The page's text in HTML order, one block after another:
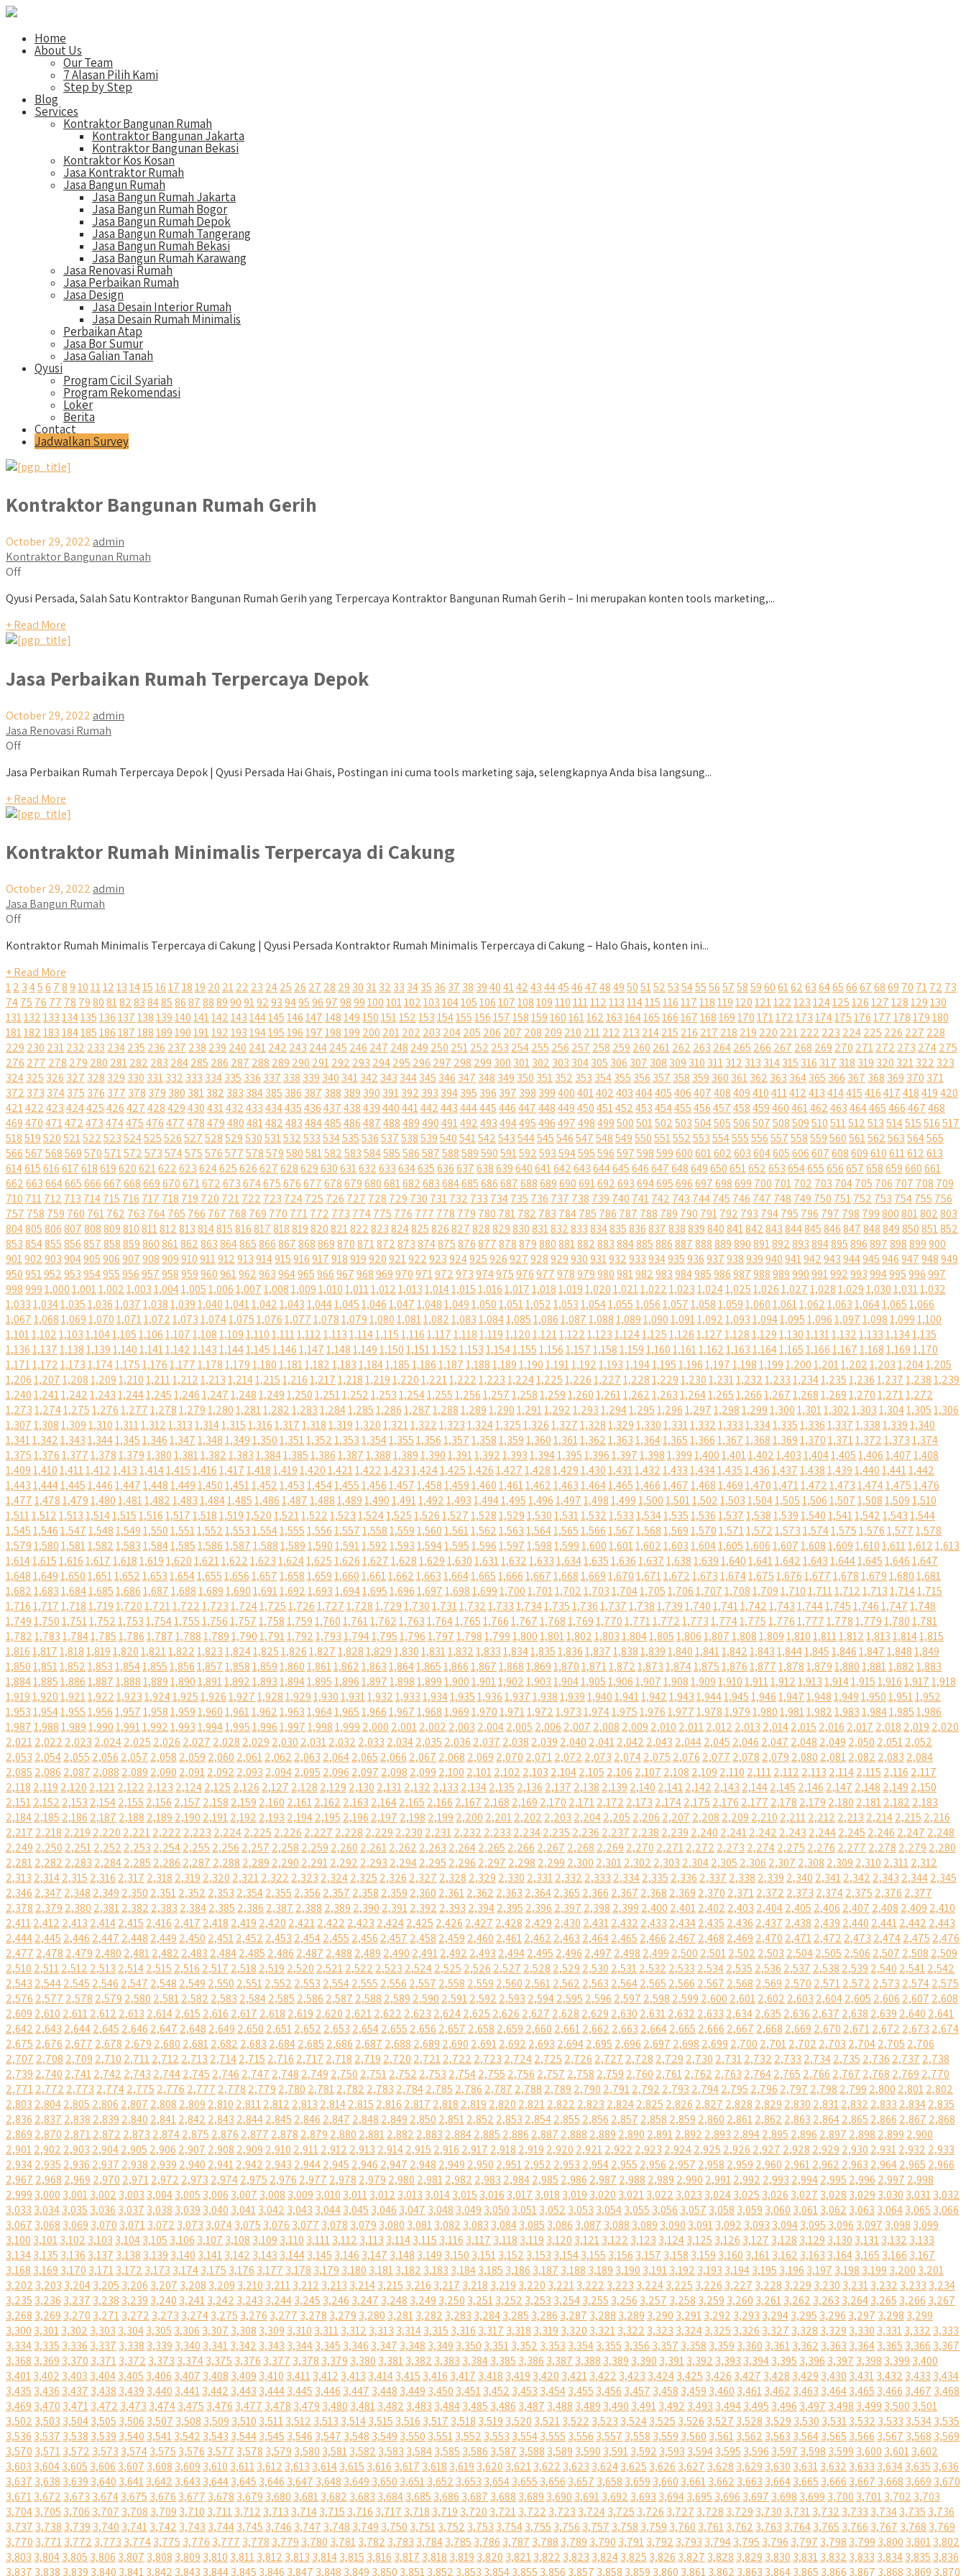
Home
About Us
Our Team
7 Alasan Pilih Kami
Step by Step
Blog
Services
Kontraktor Bangunan Rumah
Kontraktor Bangunan Jakarta
Kontraktor Bangunan Bekasi
Kontraktor Kos Kosan
Jasa Kontraktor Rumah
Jasa Bangun Rumah
Jasa Bangun Rumah Jakarta
Jasa Bangun Rumah Bogor
Jasa Bangun Rumah Depok
Jasa Bangun Rumah Tangerang
Jasa Bangun Rumah Bekasi
Jasa Bangun Rumah Karawang
Jasa Renovasi Rumah
Jasa Perbaikan Rumah
Jasa Design
Jasa Desain Interior Rumah
Jasa Desain Rumah Minimalis
Perbaikan Atap
Jasa Bor Sumur
Jasa Galian Tanah
Qyusi
Program Cicil Syariah
Program Rekomendasi
Loker
Berita
Contact
Jadwalkan Survey
Kontraktor Bangunan Rumah Gerih
October 29, 2022 admin
Kontraktor Bangunan Rumah
Off
Qyusi Persada, Salah Satu Kontraktor Bangunan Rumah Gerih yang Terpercaya Kontraktor Bangunan Rumah Gerih – Ini merupakan konten tools marketing,...
+ Read More
Jasa Perbaikan Rumah Terpercaya Depok
October 29, 2022 admin
Jasa Renovasi Rumah
Off
Jasa Perbaikan Rumah Terpercaya Depok | Qyusi Persada Hai Ghais, Postingan ini cuma tools marketing saja, selengkapnya Anda bisa langsung...
+ Read More
Kontraktor Rumah Minimalis Terpercaya di Cakung
October 29, 2022 admin
Jasa Bangun Rumah
Off
Kontraktor Rumah Minimalis Terpercaya di Cakung | Qyusi Persada Kontraktor Rumah Minimalis Terpercaya di Cakung – Halo Ghais, konten ini...
+ Read More
12 3456 78910111213141516171819 20 2122 23 2425 26 27 28 29 30 3132 33 3435 36 37 38 39404142434445464748495051525354555657585960616263646566676869 70 7172 73
7475 76 77 78 798081828384858687888990919293949596979899100101102103104105106107108109110111112113114115116117118119120121122123124125126127128129130
131132133134135136137138139140141142143144145146147148149150151152153154155156157158159160161162163164165166167168169170171172173174175176177178179180
181182183184185186187188189190191192193194195196197198199 200 201202 203 204205 206 207 208 209 210 211212 213 214215 216 217 218 219 220 221222 223 224225 226 227 228
229 230 231232 233 234235 236 237 238 239 240 241242 243 244245 246 247 248 249 250 251252 253 254255 256 257 258 259 260 261262 263 264265 266 267 268 269 270 271272 273 274275
276 277 278 279 280 281282 283 284285 286 287 288 289 290 291292 293 294295 296 297 298 299 300 301302 303 304305 306 307 308 309 310 311312 313 314315 316 317 318 319 320 321322 323
324325 326 327 328 329 330 331332 333 334335 336 337 338 339 340 341342 343 344345 346 347 348 349 350 351352 353 354355 356 357 358 359 360 361362 363 364365 366 367 368 369 370 371
372 373 374375 376 377 378 379 380 381382 383 384385 386 387 388 389 390 391392 393 394395 396 397 398 399400401402403404405406407408409410411412413414415416417418419420
421422423424425426427428429430431432433434435436437438439440441442443444445446447448449450451452453454455456457458459460461462463464465466467468
469470471472473474475476477478479480481482483484485486487488489490491492493494495496497498499500501502503504505506507508509510511512513514515516517
518519520521522523524525526527528529530531532533534535536537538539540541542543544545546547548549550551552553554555556557558559560561562563564565
566567568569570571572573574575576577578579580581582583584585586587588589590591592593594595596597598599600601602603604605606607608609610611612613
614615616617618619620621622623624625626627628629630631632633634635636637638639640641642643644645646647648649650651652653654655656657658659660661
662663664665666667668669670671672673674675676677678679680681682683684685686687688689690691692693694695696697698699 700 701702 703 704705 706 707 708 709
710 711712 713 714715 716 717 718 719 720 721722 723 724725 726 727 728 729 730 731732 733 734735 736 737 738 739 740 741742 743 744745 746 747 748 749 750 751752 753 754755 756
757 758 759 760 761762 763 764765 766 767 768 769 770 771772 773 774775 776 777 778 779 780 781782 783 784785 786 787 788 789 790 791792 793 794795 796 797 798 799800801802803
804805806807808809810811812813814815816817818819820821822823824825826827828829830831832833834835836837838839840841842843844845846847848849850851852
853854855856857858859860861862863864865866867868869870871872873874875876877878879880881882883884885886887888889890891892893894895896897898899900
901902903904905906907908909910911912913914915916917918919920921922923924925926927928929930931932933934935936937938939940941942943944945946947948949
950951952953954955956957958959960961962963964965966967968969970971972973974975976977978979980981982983984985986987988989990991992993994995996997
9989991,0001,0011,0021,0031,0041,0051,0061,0071,0081,0091,0101,0111,0121,0131,0141,0151,0161,0171,0181,0191,0201,0211,0221,0231,0241,0251,0261,0271,0281,0291,0301,0311,032
1,0331,0341,0351,0361,0371,0381,0391,0401,0411,0421,0431,0441,0451,0461,0471,0481,0491,0501,0511,0521,0531,0541,0551,0561,0571,0581,0591,0601,0611,0621,0631,0641,0651,066
1,0671,0681,0691,0701,0711,0721,0731,0741,0751,0761,0771,0781,0791,0801,0811,0821,0831,0841,0851,0861,0871,0881,0891,0901,0911,0921,0931,0941,0951,0961,0971,0981,0991,100
1,1011,1021,1031,1041,1051,1061,1071,1081,1091,1101,1111,1121,1131,1141,1151,1161,1171,1181,1191,1201,1211,1221,1231,1241,1251,1261,1271,1281,1291,1301,1311,1321,1331,1341,135
1,1361,1371,1381,1391,1401,1411,1421,1431,1441,1451,1461,1471,1481,1491,1501,1511,1521,1531,1541,1551,1561,1571,1581,1591,1601,1611,1621,1631,1641,1651,1661,1671,1681,1691,170
1,1711,1721,1731,1741,1751,1761,1771,1781,1791,1801,1811,1821,1831,1841,1851,1861,1871,1881,1891,1901,1911,1921,1931,1941,1951,1961,1971,1981,1991,2001,2011,2021,2031,2041,205
1,2061,2071,2081,2091,2101,2111,2121,2131,2141,2151,2161,2171,2181,2191,2201,2211,2221,2231,2241,2251,2261,2271,2281,2291,2301,2311,2321,2331,2341,2351,2361,2371,2381,239
1,2401,2411,2421,2431,2441,2451,2461,2471,2481,2491,2501,2511,2521,2531,2541,2551,2561,2571,2581,2591,2601,2611,2621,2631,2641,2651,2661,2671,2681,2691,2701,2711,272
1,2731,2741,2751,2761,2771,2781,2791,2801,2811,2821,2831,2841,2851,2861,2871,2881,2891,2901,2911,2921,2931,2941,2951,2961,2971,2981,2991,3001,3011,3021,3031,3041,3051,306
1,3071,3081,3091,3101,3111,3121,3131,3141,3151,3161,3171,3181,3191,3201,3211,3221,3231,3241,3251,3261,3271,3281,3291,3301,3311,3321,3331,3341,3351,3361,3371,3381,3391,340
1,3411,3421,3431,3441,3451,3461,3471,3481,3491,3501,3511,3521,3531,3541,3551,3561,3571,3581,3591,3601,3611,3621,3631,3641,3651,3661,3671,3681,3691,3701,3711,3721,3731,374
1,3751,3761,3771,3781,3791,3801,3811,3821,3831,3841,3851,3861,3871,3881,3891,3901,3911,3921,3931,3941,3951,3961,3971,3981,3991,4001,4011,4021,4031,4041,4051,4061,4071,408
1,4091,4101,4111,4121,4131,4141,4151,4161,4171,4181,4191,4201,4211,4221,4231,4241,4251,4261,4271,4281,4291,4301,4311,4321,4331,4341,4351,4361,4371,4381,4391,4401,4411,442
1,4431,4441,4451,4461,4471,4481,4491,4501,4511,4521,4531,4541,4551,4561,4571,4581,4591,4601,4611,4621,4631,4641,4651,4661,4671,4681,4691,4701,4711,4721,4731,4741,4751,476
1,4771,4781,4791,4801,4811,4821,4831,4841,4851,4861,4871,4881,4891,4901,4911,4921,4931,4941,4951,4961,4971,4981,4991,5001,5011,5021,5031,5041,5051,5061,5071,5081,5091,510
1,5111,5121,5131,5141,5151,5161,5171,5181,5191,5201,5211,5221,5231,5241,5251,5261,5271,5281,5291,5301,5311,5321,5331,5341,5351,5361,5371,5381,5391,5401,5411,5421,5431,544
1,5451,5461,5471,5481,5491,5501,5511,5521,5531,5541,5551,5561,5571,5581,5591,5601,5611,5621,5631,5641,5651,5661,5671,5681,5691,5701,5711,5721,5731,5741,5751,5761,5771,578
1,5791,5801,5811,5821,5831,5841,5851,5861,5871,5881,5891,5901,5911,5921,5931,5941,5951,5961,5971,5981,5991,6001,6011,6021,6031,6041,6051,6061,6071,6081,6091,6101,6111,6121,613
1,6141,6151,6161,6171,6181,6191,6201,6211,6221,6231,6241,6251,6261,6271,6281,6291,6301,6311,6321,6331,6341,6351,6361,6371,6381,6391,6401,6411,6421,6431,6441,6451,6461,647
1,6481,6491,6501,6511,6521,6531,6541,6551,6561,6571,6581,6591,6601,6611,6621,6631,6641,6651,6661,6671,6681,6691,6701,6711,6721,6731,6741,6751,6761,6771,6781,6791,6801,681
1,6821,6831,6841,6851,6861,6871,6881,6891,6901,6911,6921,6931,6941,6951,6961,6971,6981,6991,7001,7011,7021,7031,7041,7051,7061,7071,7081,7091,7101,7111,7121,7131,7141,715
1,7161,7171,7181,7191,7201,7211,7221,7231,7241,7251,7261,7271,7281,7291,7301,7311,7321,7331,7341,7351,7361,7371,7381,7391,7401,7411,7421,7431,7441,7451,7461,7471,748
1,7491,7501,7511,7521,7531,7541,7551,7561,7571,7581,7591,7601,7611,7621,7631,7641,7651,7661,7671,7681,7691,7701,7711,7721,7731,7741,7751,7761,7771,7781,7791,7801,781
1,7821,7831,7841,7851,7861,7871,7881,7891,7901,7911,7921,7931,7941,7951,7961,7971,7981,7991,8001,8011,8021,8031,8041,8051,8061,8071,8081,8091,8101,8111,8121,8131,8141,815
1,8161,8171,8181,8191,8201,8211,8221,8231,8241,8251,8261,8271,8281,8291,8301,8311,8321,8331,8341,8351,8361,8371,8381,8391,8401,8411,8421,8431,8441,8451,8461,8471,8481,849
1,8501,8511,8521,8531,8541,8551,8561,8571,8581,8591,8601,8611,8621,8631,8641,8651,8661,8671,8681,8691,8701,8711,8721,8731,8741,8751,8761,8771,8781,8791,8801,8811,8821,883
1,8841,8851,8861,8871,8881,8891,8901,8911,8921,8931,8941,8951,8961,8971,8981,8991,9001,9011,9021,9031,9041,9051,9061,9071,9081,9091,9101,9111,9121,9131,9141,9151,9161,9171,918
1,9191,9201,9211,9221,9231,9241,9251,9261,9271,9281,9291,9301,9311,9321,9331,9341,9351,9361,9371,9381,9391,9401,9411,9421,9431,9441,9451,9461,9471,9481,9491,9501,9511,952
1,9531,9541,9551,9561,9571,9581,9591,9601,9611,9621,9631,9641,9651,9661,9671,9681,9691,9701,9711,9721,9731,9741,9751,9761,9771,9781,9791,9801,9811,9821,9831,9841,9851,986
1,9871,9881,9891,9901,9911,9921,9931,9941,9951,9961,9971,9981,999 2,000 2,0012,002 2,003 2,0042,005 2,006 2,007 2,008 2,009 2,010 2,0112,012 2,013 2,0142,015 2,016 2,017 2,018 2,019 2,020
2,0212,022 2,023 2,0242,025 2,026 2,027 2,028 2,029 2,030 2,0312,032 2,033 2,0342,035 2,036 2,037 2,038 2,039 2,040 2,0412,042 2,043 2,0442,045 2,046 2,047 2,048 2,049 2,050 2,0512,052
2,053 2,0542,055 2,056 2,057 2,058 2,059 2,060 2,0612,062 2,063 2,0642,065 2,066 2,067 2,068 2,069 2,070 2,0712,072 2,073 2,0742,075 2,076 2,077 2,078 2,079 2,080 2,0812,082 2,083 2,084
2,085 2,086 2,087 2,088 2,089 2,090 2,0912,092 2,093 2,0942,095 2,096 2,097 2,098 2,099 2,100 2,1012,102 2,103 2,1042,105 2,106 2,107 2,108 2,109 2,110 2,1112,112 2,113 2,1142,115 2,116 2,117
2,118 2,119 2,120 2,1212,122 2,123 2,1242,125 2,126 2,127 2,128 2,129 2,130 2,1312,132 2,133 2,1342,135 2,136 2,137 2,138 2,139 2,140 2,1412,142 2,143 2,1442,145 2,146 2,147 2,148 2,149 2,150
2,1512,152 2,153 2,1542,155 2,156 2,157 2,158 2,159 2,160 2,1612,162 2,163 2,1642,165 2,166 2,167 2,168 2,169 2,170 2,1712,172 2,173 2,1742,175 2,176 2,177 2,178 2,179 2,180 2,1812,182 2,183
2,1842,185 2,186 2,187 2,188 2,189 2,190 2,1912,192 2,193 2,1942,195 2,196 2,197 2,198 2,199 2,200 2,2012,202 2,203 2,2042,205 2,206 2,207 2,208 2,209 2,210 2,2112,212 2,213 2,2142,215 2,216
2,217 2,218 2,219 2,220 2,2212,222 2,223 2,2242,225 2,226 2,227 2,228 2,229 2,230 2,2312,232 2,233 2,2342,235 2,236 2,237 2,238 2,239 2,240 2,2412,242 2,243 2,2442,245 2,246 2,247 2,248
2,249 2,250 2,2512,252 2,253 2,2542,255 2,256 2,257 2,258 2,259 2,260 2,2612,262 2,263 2,2642,265 2,266 2,267 2,268 2,269 2,270 2,2712,272 2,273 2,2742,275 2,276 2,277 2,278 2,279 2,280
2,2812,282 2,283 2,2842,285 2,286 2,287 2,288 2,289 2,290 2,2912,292 2,293 2,2942,295 2,296 2,297 2,298 2,299 2,300 2,3012,302 2,303 2,3042,305 2,306 2,307 2,308 2,309 2,310 2,3112,312
2,313 2,3142,315 2,316 2,317 2,318 2,319 2,320 2,3212,322 2,323 2,3242,325 2,326 2,327 2,328 2,329 2,330 2,3312,332 2,333 2,3342,335 2,336 2,337 2,338 2,339 2,340 2,3412,342 2,343 2,3442,345
2,346 2,347 2,348 2,349 2,350 2,3512,352 2,353 2,3542,355 2,356 2,357 2,358 2,359 2,360 2,3612,362 2,363 2,3642,365 2,366 2,367 2,368 2,369 2,370 2,3712,372 2,373 2,3742,375 2,376 2,377
2,378 2,379 2,380 2,3812,382 2,383 2,3842,385 2,386 2,387 2,388 2,389 2,390 2,3912,392 2,393 2,3942,395 2,396 2,397 2,398 2,399 2,400 2,4012,402 2,403 2,4042,405 2,406 2,407 2,408 2,409 2,410
2,4112,412 2,413 2,4142,415 2,416 2,417 2,418 2,419 2,420 2,4212,422 2,423 2,4242,425 2,426 2,427 2,428 2,429 2,430 2,4312,432 2,433 2,4342,435 2,436 2,437 2,438 2,439 2,440 2,4412,442 2,443
2,4442,445 2,446 2,447 2,448 2,449 2,450 2,4512,452 2,453 2,4542,455 2,456 2,457 2,458 2,459 2,460 2,4612,462 2,463 2,4642,465 2,466 2,467 2,468 2,469 2,470 2,4712,472 2,473 2,4742,475 2,476
2,477 2,478 2,479 2,480 2,4812,482 2,483 2,4842,485 2,486 2,487 2,488 2,489 2,490 2,4912,492 2,493 2,4942,495 2,496 2,497 2,498 2,499 2,500 2,5012,502 2,503 2,5042,505 2,506 2,507 2,508 2,509
2,510 2,5112,512 2,513 2,5142,515 2,516 2,517 2,518 2,519 2,520 2,5212,522 2,523 2,5242,525 2,526 2,527 2,528 2,529 2,530 2,5312,532 2,533 2,5342,535 2,536 2,537 2,538 2,539 2,540 2,5412,542
2,543 2,5442,545 2,546 2,547 2,548 2,549 2,550 2,5512,552 2,553 2,5542,555 2,556 2,557 2,558 2,559 2,560 2,5612,562 2,563 2,5642,565 2,566 2,567 2,568 2,569 2,570 2,5712,572 2,573 2,5742,575
2,576 2,577 2,578 2,579 2,580 2,5812,582 2,583 2,5842,585 2,586 2,587 2,588 2,589 2,590 2,5912,592 2,593 2,5942,595 2,596 2,597 2,598 2,599 2,600 2,6012,602 2,603 2,6042,605 2,606 2,607 2,608
2,609 2,610 2,6112,612 2,613 2,6142,615 2,616 2,617 2,618 2,619 2,620 2,6212,622 2,623 2,6242,625 2,626 2,627 2,628 2,629 2,630 2,6312,632 2,633 2,6342,635 2,636 2,637 2,638 2,639 2,640 2,641
2,642 2,643 2,6442,645 2,646 2,647 2,648 2,649 2,650 2,6512,652 2,653 2,6542,655 2,656 2,657 2,658 2,659 2,660 2,6612,662 2,663 2,6642,665 2,666 2,667 2,668 2,669 2,670 2,6712,672 2,673 2,674
2,675 2,676 2,677 2,678 2,679 2,680 2,6812,682 2,683 2,6842,685 2,686 2,687 2,688 2,689 2,690 2,6912,692 2,693 2,6942,695 2,696 2,697 2,698 2,699 2,700 2,7012,702 2,703 2,7042,705 2,706
2,707 2,708 2,709 2,710 2,7112,712 2,713 2,7142,715 2,716 2,717 2,718 2,719 2,720 2,7212,722 2,723 2,7242,725 2,726 2,727 2,728 2,729 2,730 2,7312,732 2,733 2,7342,735 2,736 2,737 2,738
2,739 2,740 2,7412,742 2,743 2,7442,745 2,746 2,747 2,748 2,749 2,750 2,7512,752 2,753 2,7542,755 2,756 2,757 2,758 2,759 2,760 2,7612,762 2,763 2,7642,765 2,766 2,767 2,768 2,769 2,770
2,7712,772 2,773 2,7742,775 2,776 2,777 2,778 2,779 2,780 2,7812,782 2,783 2,7842,785 2,786 2,787 2,788 2,789 2,790 2,7912,792 2,793 2,7942,795 2,796 2,797 2,798 2,799 2,800 2,8012,802
2,803 2,8042,805 2,806 2,807 2,808 2,809 2,810 2,8112,812 2,813 2,8142,815 2,816 2,817 2,818 2,819 2,820 2,8212,822 2,823 2,8242,825 2,826 2,827 2,828 2,829 2,830 2,8312,832 2,833 2,8342,835
2,836 2,837 2,838 2,839 2,840 2,8412,842 2,843 2,8442,845 2,846 2,847 2,848 2,849 2,850 2,8512,852 2,853 2,8542,855 2,856 2,857 2,858 2,859 2,860 2,8612,862 2,863 2,8642,865 2,866 2,867 2,868
2,869 2,870 2,8712,872 2,873 2,8742,875 2,876 2,877 2,878 2,879 2,880 2,8812,882 2,883 2,8842,885 2,886 2,887 2,888 2,889 2,890 2,8912,892 2,893 2,8942,895 2,896 2,897 2,898 2,899 2,900
2,9012,902 2,903 2,9042,905 2,906 2,907 2,908 2,909 2,910 2,9112,912 2,913 2,9142,915 2,916 2,917 2,918 2,919 2,920 2,9212,922 2,923 2,9242,925 2,926 2,927 2,928 2,929 2,930 2,9312,932 2,933
2,9342,935 2,936 2,937 2,938 2,939 2,940 2,9412,942 2,943 2,9442,945 2,946 2,947 2,948 2,949 2,950 2,9512,952 2,953 2,9542,955 2,956 2,957 2,958 2,959 2,960 2,9612,962 2,963 2,9642,965 2,966
2,967 2,968 2,969 2,970 2,9712,972 2,973 2,9742,975 2,976 2,977 2,978 2,979 2,980 2,9812,982 2,983 2,9842,985 2,986 2,987 2,988 2,989 2,990 2,9912,992 2,993 2,9942,995 2,996 2,997 2,998
2,999 3,000 3,0013,002 3,003 3,0043,005 3,006 3,007 3,008 3,009 3,010 3,0113,012 3,013 3,0143,015 3,016 3,017 3,018 3,019 3,020 3,0213,022 3,023 3,0243,025 3,026 3,027 3,028 3,029 3,030 3,0313,032
3,033 3,0343,035 3,036 3,037 3,038 3,039 3,040 3,0413,042 3,043 3,0443,045 3,046 3,047 3,048 3,049 3,050 3,0513,052 3,053 3,0543,055 3,056 3,057 3,058 3,059 3,060 3,0613,062 3,063 3,0643,065 3,066
3,067 3,068 3,069 3,070 3,0713,072 3,073 3,0743,075 3,076 3,077 3,078 3,079 3,080 3,0813,082 3,083 3,0843,085 3,086 3,087 3,088 3,089 3,090 3,0913,092 3,093 3,0943,095 3,096 3,097 3,098 3,099
3,100 3,1013,102 3,103 3,1043,105 3,106 3,107 3,108 3,109 3,110 3,1113,112 3,113 3,1143,115 3,116 3,117 3,118 3,119 3,120 3,1213,122 3,123 3,1243,125 3,126 3,127 3,128 3,129 3,130 3,1313,132 3,133
3,1343,135 3,136 3,137 3,138 3,139 3,140 3,1413,142 3,143 3,1443,145 3,146 3,147 3,148 3,149 3,150 3,1513,152 3,153 3,1543,155 3,156 3,157 3,158 3,159 3,160 3,1613,162 3,163 3,1643,165 3,166 3,167
3,168 3,169 3,170 3,1713,172 3,173 3,1743,175 3,176 3,177 3,178 3,179 3,180 3,1813,182 3,183 3,1843,185 3,186 3,187 3,188 3,189 3,190 3,1913,192 3,193 3,1943,195 3,196 3,197 3,198 3,199 3,200 3,201
3,202 3,203 3,2043,205 3,206 3,207 3,208 3,209 3,210 3,2113,212 3,213 3,2143,215 3,216 3,217 3,218 3,219 3,220 3,2213,222 3,223 3,2243,225 3,226 3,227 3,228 3,229 3,230 3,2313,232 3,233 3,234
3,235 3,236 3,237 3,238 3,239 3,240 3,2413,242 3,243 3,2443,245 3,246 3,247 3,248 3,249 3,250 3,2513,252 3,253 3,2543,255 3,256 3,257 3,258 3,259 3,260 3,2613,262 3,263 3,2643,265 3,266 3,267
3,268 3,269 3,270 3,2713,272 3,273 3,2743,275 3,276 3,277 3,278 3,279 3,280 3,2813,282 3,283 3,2843,285 3,286 3,287 3,288 3,289 3,290 3,2913,292 3,293 3,2943,295 3,296 3,297 3,298 3,299
3,300 3,3013,302 3,303 3,3043,305 3,306 3,307 3,308 3,309 3,310 3,3113,312 3,313 3,3143,315 3,316 3,317 3,318 3,319 3,320 3,3213,322 3,323 3,3243,325 3,326 3,327 3,328 3,329 3,330 3,3313,332 3,333
3,3343,335 3,336 3,337 3,338 3,339 3,340 3,3413,342 3,343 3,3443,345 3,346 3,347 3,348 3,349 3,350 3,3513,352 3,353 3,3543,355 3,356 3,357 3,358 3,359 3,360 3,3613,362 3,363 3,3643,365 3,366 3,367
3,368 3,369 3,370 3,3713,372 3,373 3,3743,375 3,376 3,377 3,378 3,379 3,380 3,3813,382 3,383 3,3843,385 3,386 3,387 3,388 3,389 3,390 3,3913,392 3,393 3,3943,395 3,396 3,397 3,398 3,399 3,400
3,4013,402 3,403 3,4043,405 3,406 3,407 3,408 3,409 3,410 3,4113,412 3,413 3,4143,415 3,416 3,417 3,418 3,419 3,420 3,4213,422 3,423 3,4243,425 3,426 3,427 3,428 3,429 3,430 3,4313,432 3,433 3,434
3,435 3,436 3,437 3,438 3,439 3,440 3,4413,442 3,443 3,4443,445 3,446 3,447 3,448 3,449 3,450 3,4513,452 3,453 3,4543,455 3,456 3,457 3,458 3,459 3,460 3,4613,462 3,463 3,4643,465 3,466 3,467 3,468
3,469 3,470 3,4713,472 3,473 3,4743,475 3,476 3,477 3,478 3,479 3,480 3,4813,482 3,483 3,4843,485 3,486 3,487 3,488 3,489 3,490 3,4913,492 3,493 3,4943,495 3,496 3,497 3,498 3,499 3,500 3,501
3,502 3,503 3,5043,505 3,506 3,507 3,508 3,509 3,510 3,5113,512 3,513 3,5143,515 3,516 3,517 3,518 3,519 3,520 3,5213,522 3,523 3,5243,525 3,526 3,527 3,528 3,529 3,530 3,5313,532 3,533 3,5343,535
3,536 3,537 3,538 3,539 3,540 3,5413,542 3,543 3,5443,545 3,546 3,547 3,548 3,549 3,550 3,5513,552 3,553 3,5543,555 3,556 3,557 3,558 3,559 3,560 3,5613,562 3,563 3,5643,565 3,566 3,567 3,568 3,569
3,570 3,5713,572 3,573 3,5743,575 3,576 3,577 3,578 3,579 3,580 3,5813,582 3,583 3,5843,585 3,586 3,587 3,588 3,589 3,590 3,5913,592 3,593 3,5943,595 3,596 3,597 3,598 3,599 3,600 3,6013,602
3,603 3,6043,605 3,606 3,607 3,608 3,609 3,610 3,6113,612 3,613 3,6143,615 3,616 3,617 3,618 3,619 3,620 3,6213,622 3,623 3,6243,625 3,626 3,627 3,628 3,629 3,630 3,6313,632 3,633 3,6343,635 3,636
3,637 3,638 3,639 3,640 3,6413,642 3,643 3,6443,645 3,646 3,647 3,648 3,649 3,650 3,6513,652 3,653 3,6543,655 3,656 3,657 3,658 3,659 3,660 3,6613,662 3,663 3,6643,665 3,666 3,667 3,668 3,669 3,670
3,6713,672 3,673 3,6743,675 3,676 3,677 3,678 3,679 3,680 3,6813,682 3,683 3,6843,685 3,686 3,687 3,688 3,689 3,690 3,6913,692 3,693 3,6943,695 3,696 3,697 3,698 3,699 3,700 3,7013,702 3,703
3,7043,705 3,706 3,707 3,708 3,709 3,710 3,7113,712 3,713 3,7143,715 3,716 3,717 3,718 3,719 3,720 3,7213,722 3,723 3,7243,725 3,726 3,727 3,728 3,729 3,730 3,7313,732 3,733 3,7343,735 3,736
3,737 3,738 3,739 3,740 3,7413,742 3,743 3,7443,745 3,746 3,747 3,748 3,749 3,750 3,7513,752 3,753 3,7543,755 3,756 3,757 3,758 3,759 3,760 3,7613,762 3,763 3,7643,765 3,766 3,767 3,768 3,769
3,770 3,7713,772 3,773 3,7743,775 3,776 3,777 3,778 3,779 3,780 3,7813,782 3,783 3,7843,785 3,786 3,787 3,788 3,789 3,790 3,7913,792 3,793 3,7943,795 3,796 3,797 3,798 3,799 3,800 3,8013,802
3,803 3,8043,805 3,806 3,807 3,808 3,809 3,810 3,8113,812 3,813 3,8143,815 3,816 3,817 3,818 3,819 3,820 3,8213,822 3,823 3,8243,825 3,826 3,827 3,828 3,829 3,830 3,8313,832 3,833 3,8343,835 3,836
3,837 3,838 3,839 3,840 3,8413,842 3,843 3,8443,845 3,846 3,847 3,848 3,849 3,850 3,8513,852 3,853 3,8543,855 3,856 3,857 3,858 3,859 3,860 3,8613,862 3,863 3,8643,865 3,866 3,867 3,868 3,869 3,870